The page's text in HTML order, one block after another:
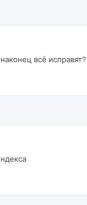
всё исправят?